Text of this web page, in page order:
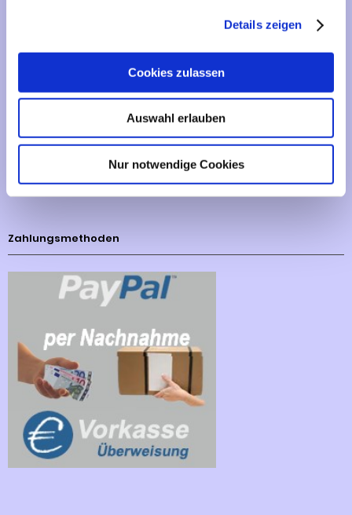
Details zeigen
Cookies zulassen
Auswahl erlauben
Nur notwendige Cookies
Impressum
Sitemap
Zahlungsmethoden